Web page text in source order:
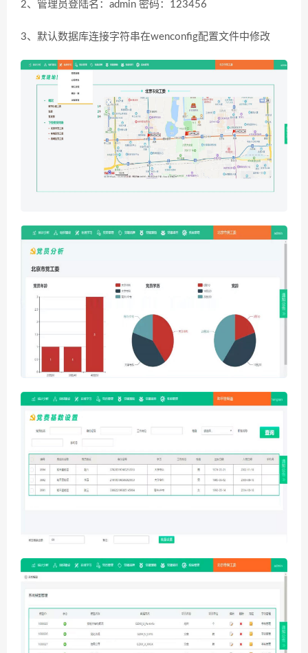
2、管理员登陆名：admin 密码：123456
3、默认数据库连接字符串在wenconfig配置文件中修改